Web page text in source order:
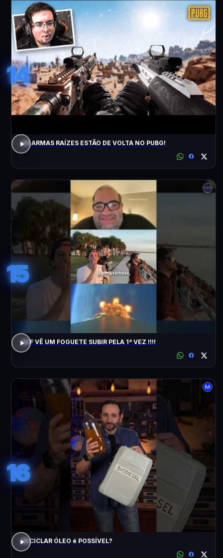
14
AS ARMAS RAÍZES ESTÃO DE VOLTA NO PUBG!
15
ACF VÊ UM FOGUETE SUBIR PELA 1ª VEZ !!!!
16
RECICLAR ÓLEO é POSSÍVEL?